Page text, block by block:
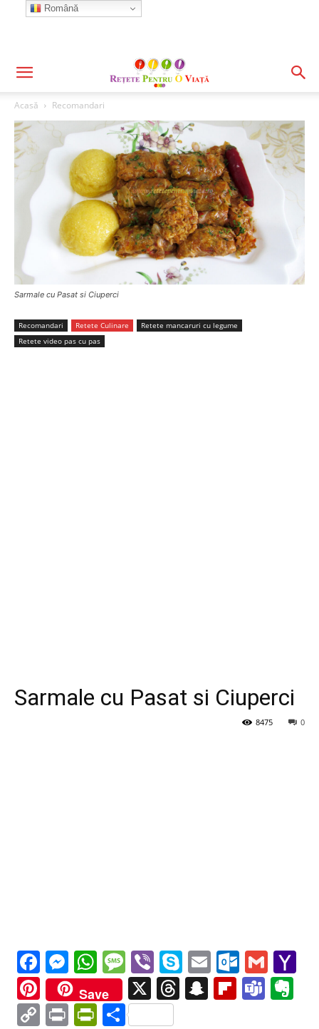
Acasă Recomandari
Sarmale cu Pasat si Ciuperci
Recomandari Retete Culinare
Retete mancaruri cu legume
Retete video pas cu pas
Sarmale cu Pasat si Ciuperci
0
8475
Facebook
Messenger
WhatsApp
Message
ViberSkype
Email
Pinterest
Save X Threads
Snapchat
CopyPrintPrintFriendly
Partajează
Română